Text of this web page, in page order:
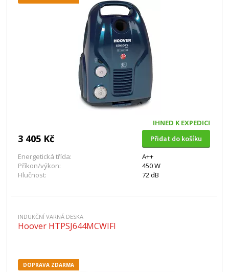
IHNED K EXPEDICI
3 405 Kč
Přidat do košíku
Energetická třída:
A++
Příkon/výkon:
450 W
Hlučnost:
72 dB
INDUKČNÍ VARNÁ DESKA
Hoover HTPSJ644MCWIFI
DOPRAVA ZDARMA